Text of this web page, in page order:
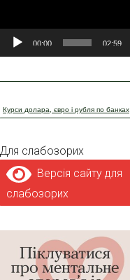
00:00 02:59
Курси долара, євро і рубля по банках
Для слабозорих
Версія сайту для
слабозорих